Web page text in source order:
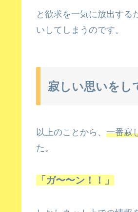
と欲求を一気に放出する
いしてしまうのです。
寂しい思いをし
以上のことから、 一番寂
た。
「ガ〜〜ン！！」